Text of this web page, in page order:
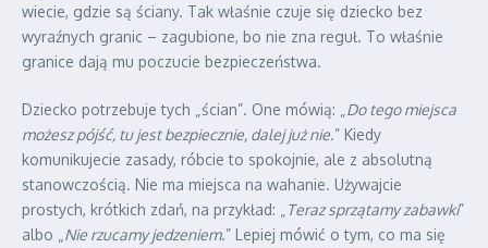
wiecie, gdzie są ściany. Tak właśnie czuje się dziecko bez
wyraźnych granic – zagubione, bo nie zna reguł. To właśnie
granice dają mu poczucie bezpieczeństwa.
Dziecko potrzebuje tych „ścian”. One mówią: „ Do tego miejsca
możesz pójść, tu jest bezpiecznie, dalej już nie.” Kiedy
komunikujecie zasady, róbcie to spokojnie, ale z absolutną
stanowczością. Nie ma miejsca na wahanie. Używajcie
prostych, krótkich zdań, na przykład: „
Teraz sprzątamy zabawki”
albo „ Nie rzucamy jedzeniem.” Lepiej mówić o tym, co ma się